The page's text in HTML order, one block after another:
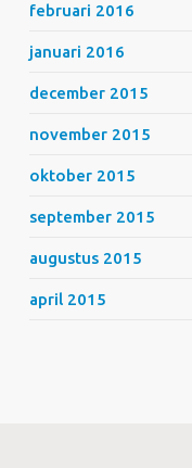
februari 2016
januari 2016
december 2015
november 2015
oktober 2015
september 2015
augustus 2015
april 2015